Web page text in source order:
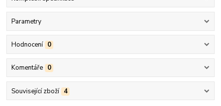
Parametry
Hodnocení 0
Komentáře 0
Související zboží 4